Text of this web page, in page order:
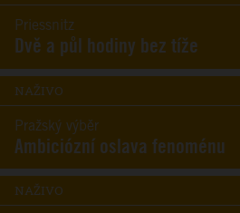
Priessnitz
Dvě a půl hodiny bez tíže
NAŽIVO
Pražský výběr
Ambiciózní oslava fenoménu
NAŽIVO